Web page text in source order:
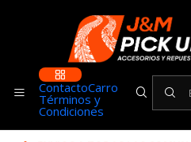
ContactoCarro
Términos y
Condiciones